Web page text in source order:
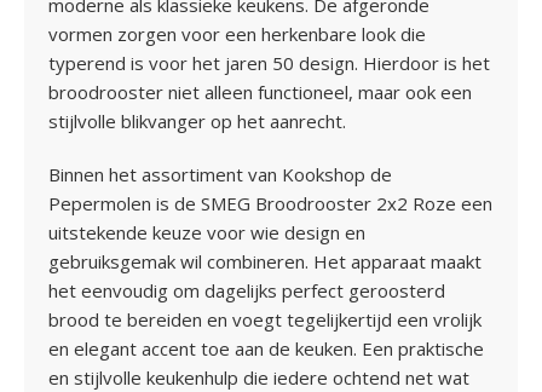
moderne als klassieke keukens. De afgeronde
vormen zorgen voor een herkenbare look die
typerend is voor het jaren 50 design. Hierdoor is het
broodrooster niet alleen functioneel, maar ook een
stijlvolle blikvanger op het aanrecht.
Binnen het assortiment van Kookshop de
Pepermolen is de SMEG Broodrooster 2x2 Roze een
uitstekende keuze voor wie design en
gebruiksgemak wil combineren. Het apparaat maakt
het eenvoudig om dagelijks perfect geroosterd
brood te bereiden en voegt tegelijkertijd een vrolijk
en elegant accent toe aan de keuken. Een praktische
en stijlvolle keukenhulp die iedere ochtend net wat